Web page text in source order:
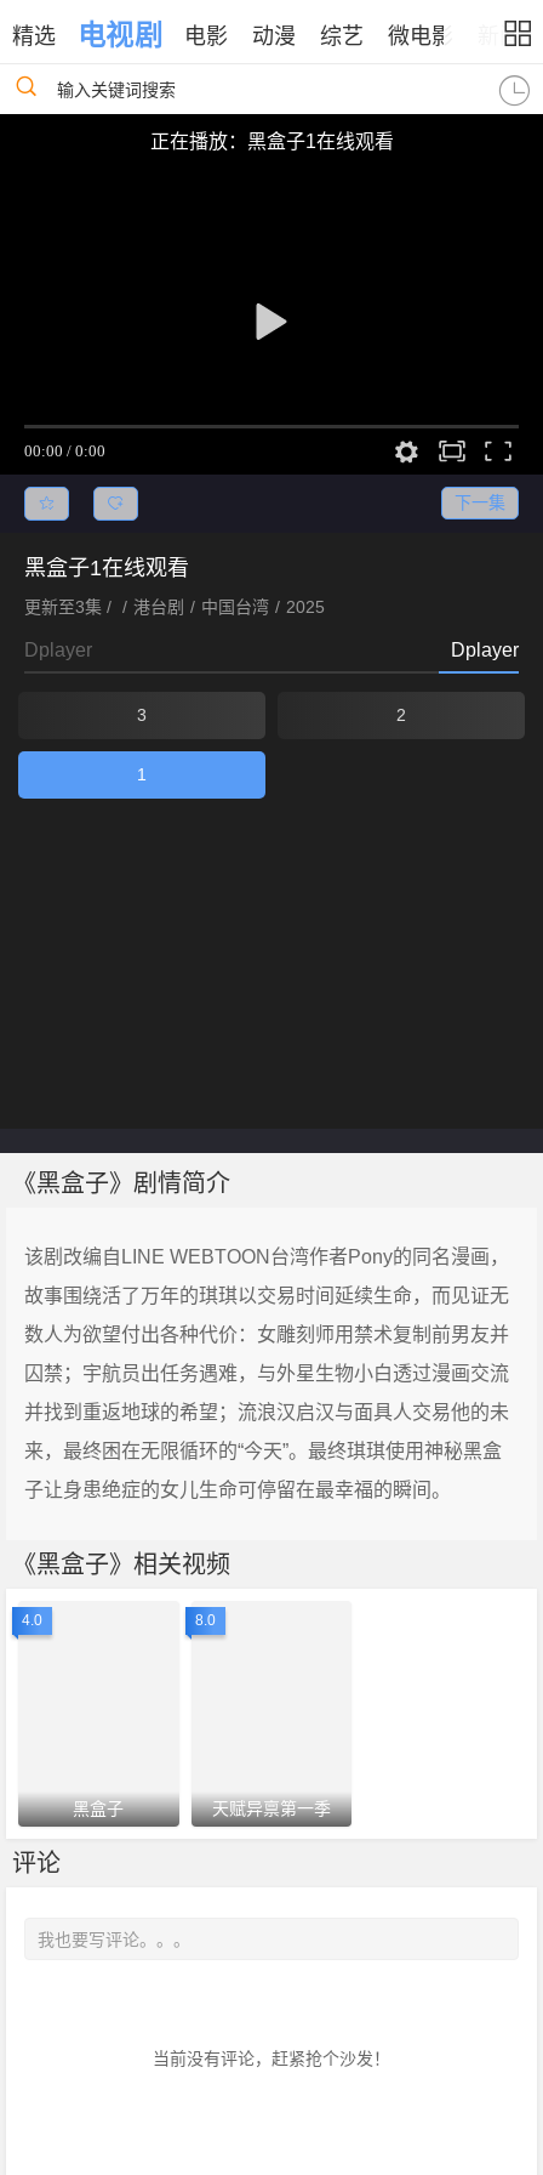
精选 电视剧 电影 动漫 综艺 微电影 新闻
输入关键词搜索
正在播放：黑盒子1在线观看
下一集
黑盒子1在线观看
更新至3集 / / 港台剧 / 中国台湾 / 2025
Dplayer Dplayer
3 2
1
《黑盒子》剧情简介
该剧改编自LINE WEBTOON台湾作者Pony的同名漫画，
故事围绕活了万年的琪琪以交易时间延续生命，而见证无
数人为欲望付出各种代价：女雕刻师用禁术复制前男友并
囚禁；宇航员出任务遇难，与外星生物小白透过漫画交流
并找到重返地球的希望；流浪汉启汉与面具人交易他的未
来，最终困在无限循环的“今天”。最终琪琪使用神秘黑盒
子让身患绝症的女儿生命可停留在最幸福的瞬间。
《黑盒子》相关视频
4.0
黑盒子
8.0
天赋异禀第一季
评论
当前没有评论，赶紧抢个沙发！